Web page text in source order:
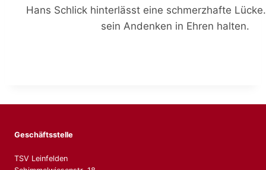
Hans Schlick hinterlässt eine schmerzhafte
sein Andenken in Ehren halten.
Geschäftsstelle
TSV Leinfelden